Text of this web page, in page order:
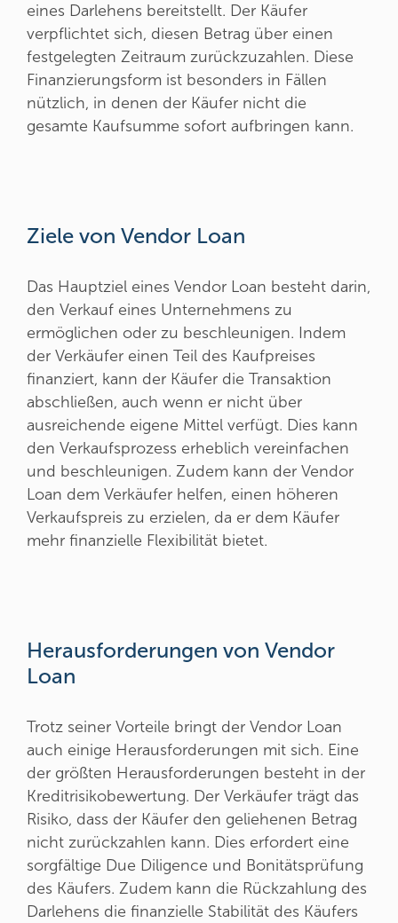
eines Darlehens bereitstellt. Der Käufer
verpflichtet sich, diesen Betrag über einen
festgelegten Zeitraum zurückzuzahlen. Diese
Finanzierungsform ist besonders in Fällen
nützlich, in denen der Käufer nicht die
gesamte Kaufsumme sofort aufbringen kann.
Ziele von Vendor Loan
Das Hauptziel eines Vendor Loan besteht darin,
den Verkauf eines Unternehmens zu
ermöglichen oder zu beschleunigen. Indem
der Verkäufer einen Teil des Kaufpreises
finanziert, kann der Käufer die Transaktion
abschließen, auch wenn er nicht über
ausreichende eigene Mittel verfügt. Dies kann
den Verkaufsprozess erheblich vereinfachen
und beschleunigen. Zudem kann der Vendor
Loan dem Verkäufer helfen, einen höheren
Verkaufspreis zu erzielen, da er dem Käufer
mehr finanzielle Flexibilität bietet.
Herausforderungen von Vendor
Loan
Trotz seiner Vorteile bringt der Vendor Loan
auch einige Herausforderungen mit sich. Eine
der größten Herausforderungen besteht in der
Kreditrisikobewertung. Der Verkäufer trägt das
Risiko, dass der Käufer den geliehenen Betrag
nicht zurückzahlen kann. Dies erfordert eine
sorgfältige Due Diligence und Bonitätsprüfung
des Käufers. Zudem kann die Rückzahlung des
Darlehens die finanzielle Stabilität des Käufers